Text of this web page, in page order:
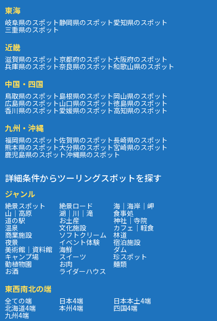
東海
岐阜県のスポット静岡県のスポット愛知県のスポット
三重県のスポット
近畿
滋賀県のスポット京都府のスポット大阪府のスポット
兵庫県のスポット奈良県のスポット和歌山県のスポット
中国・四国
鳥取県のスポット島根県のスポット岡山県のスポット
広島県のスポット山口県のスポット徳島県のスポット
香川県のスポット愛媛県のスポット高知県のスポット
九州・沖縄
福岡県のスポット佐賀県のスポット長崎県のスポット
熊本県のスポット大分県のスポット宮崎県のスポット
鹿児島県のスポット沖縄県のスポット
詳細条件からツーリングスポットを探す
ジャンル
絶景スポット 絶景ロード 海｜海岸｜岬
山｜高原 湖｜川｜滝 食事処
道の駅 お土産 神社｜寺院
温泉 文化施設 カフェ｜軽食
商業施設 ソフトクリーム 林道
夜景 イベント体験 宿泊施設
美術館｜資料館 海鮮 ダム
キャンプ場 スイーツ 珍スポット
動植物園 お肉 麺類
お酒 ライダーハウス
東西南北の端
全ての端 日本4端 日本本土4端
北海道4端 本州4端 四国4端
九州4端